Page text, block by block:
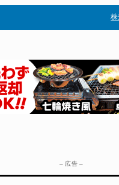
– 広告 –